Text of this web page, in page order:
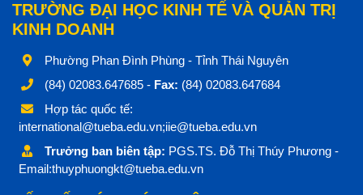
TRƯỜNG ĐẠI HỌC KINH TẾ VÀ QUẢN TRỊ
KINH DOANH
Phường Phan Đình Phùng - Tỉnh Thái Nguyên
(84) 02083.647685 - Fax: (84) 02083.647684
Hợp tác quốc tế:
international@tueba.edu.vn;iie@tueba.edu.vn
Trưởng ban biên tập: PGS.TS. Đỗ Thị Thúy Phương -
Email:thuyphuongkt@tueba.edu.vn